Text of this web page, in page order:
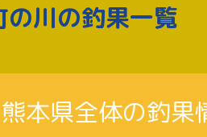
川の釣果一覧
熊本県全体の釣果